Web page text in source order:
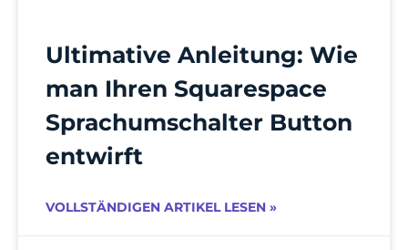
Ultimative Anleitung: Wie
man Ihren Squarespace
Sprachumschalter Button
entwirft
VOLLSTÄNDIGEN ARTIKEL LESEN »